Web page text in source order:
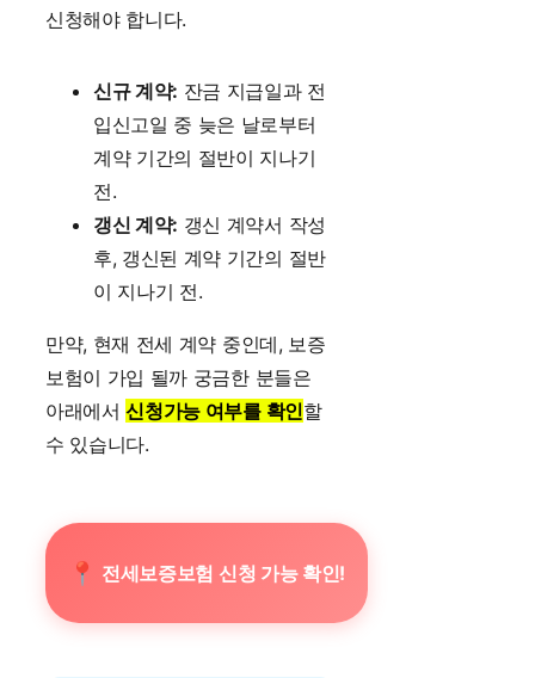
신청해야 합니다.
신규 계약: 잔금 지급일과 전
입신고일 중 늦은 날로부터
계약 기간의 절반이 지나기
전.
갱신 계약: 갱신 계약서 작성
후, 갱신된 계약 기간의 절반
이 지나기 전.
만약, 현재 전세 계약 중인데, 보증
보험이 가입 될까 궁금한 분들은
아래에서신청가능 여부를 확인할
수 있습니다.
전세보증보험 신청 가능 확인!